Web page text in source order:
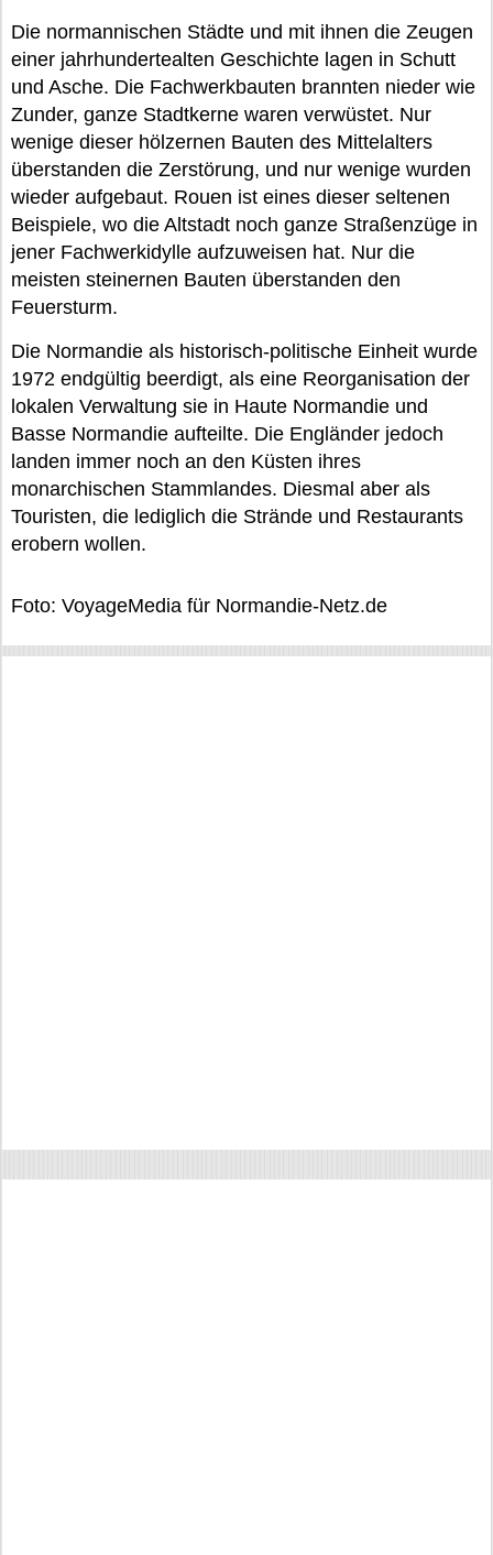
Die normannischen Städte und mit ihnen die Zeugen
einer jahrhundertealten Geschichte lagen in Schutt
und Asche. Die Fachwerkbauten brannten nieder wie
Zunder, ganze Stadtkerne waren verwüstet. Nur
wenige dieser hölzernen Bauten des Mittelalters
überstanden die Zerstörung, und nur wenige wurden
wieder aufgebaut. Rouen ist eines dieser seltenen
Beispiele, wo die Altstadt noch ganze Straßenzüge in
jener Fachwerkidylle aufzuweisen hat. Nur die
meisten steinernen Bauten überstanden den
Feuersturm.
Die Normandie als historisch-politische Einheit wurde
1972 endgültig beerdigt, als eine Reorganisation der
lokalen Verwaltung sie in Haute Normandie und
Basse Normandie aufteilte. Die Engländer jedoch
landen immer noch an den Küsten ihres
monarchischen Stammlandes. Diesmal aber als
Touristen, die lediglich die Strände und Restaurants
erobern wollen.
Foto: VoyageMedia für Normandie-Netz.de